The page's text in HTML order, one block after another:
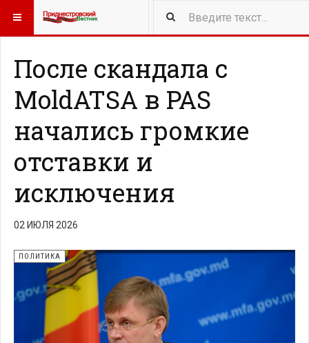
417 NEW ARTICLES
После скандала с
MoldATSA в PAS
начались громкие
отставки и
исключения
02 ИЮЛЯ 2026
ПОЛИТИКА